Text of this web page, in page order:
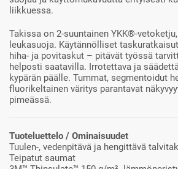
liikkuessa.
Takissa on 2-suuntainen YKK®-
leukasuoja. Käytännölliset
hiha- ja povitaskut – pitävät työssä
helposti saatavilla. Irrotettava ja
kypärän päälle. Tummat, segmentoidut
fluorikeltainen väritys parantavat
pimeässä.
Tuoteluettelo / Ominaisuudet
Tuulen-, vedenpitävä ja hengittävä
Teipatut saumat